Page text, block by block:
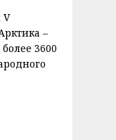
V
–
3600